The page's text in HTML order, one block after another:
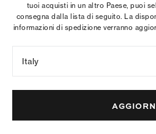
imprenditrici nella
duraturi.
Colophon della società
tuoi acquisti in un altro Paese, puoi
consegna dalla lista di seguito. La
informazioni di spedizione verranno
Italy